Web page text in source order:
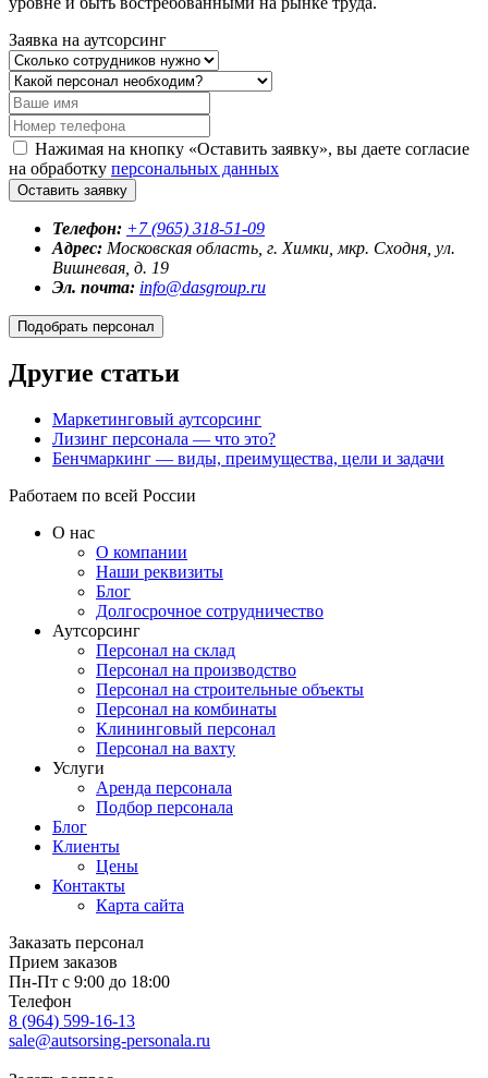
Заявка на аутсорсинг
Нажимая на кнопку «Оставить заявку», вы даете согласие
на обработку персональных данных
Оставить заявку
Телефон: +7 (965) 318-51-09
Адрес: Московская область, г. Химки, мкр. Сходня, ул.
Вишневая, д. 19
Эл. почта: info@dasgroup.ru
Подобрать персонал
Другие статьи
Маркетинговый аутсорсинг
Лизинг персонала — что это?
Бенчмаркинг — виды, преимущества, цели и задачи
Работаем по всей России
О нас
О компании
Наши реквизиты
Блог
Долгосрочное сотрудничество
Аутсорсинг
Персонал на склад
Персонал на производство
Персонал на строительные объекты
Персонал на комбинаты
Клининговый персонал
Персонал на вахту
Услуги
Аренда персонала
Подбор персонала
Блог
Клиенты
Цены
Контакты
Карта сайта
Заказать персонал
Прием заказов
Пн-Пт с 9:00 до 18:00
Телефон
8 (964) 599-16-13
sale@autsorsing-personala.ru